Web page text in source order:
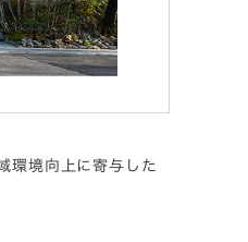
環境向上に寄与した